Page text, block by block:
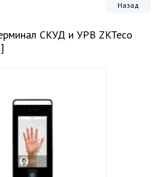
Назад
СКУД и УРВ ZKTeco